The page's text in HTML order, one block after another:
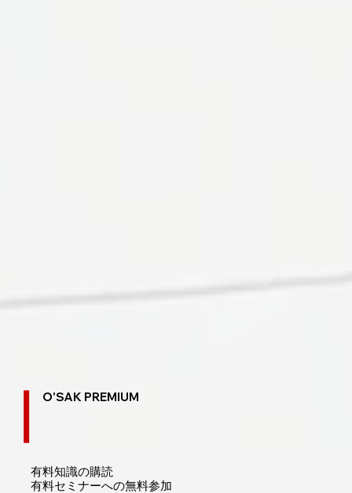
O'SAK PREMIUM
有料知識の購読
​有料セミナーへの無料参加